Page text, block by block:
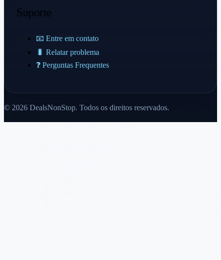
Suporte
📧 Entre em contato
🐛 Relatar problema
❓ Perguntas Frequentes
© 2026 DealsNonStop. Todos os direitos reservados.